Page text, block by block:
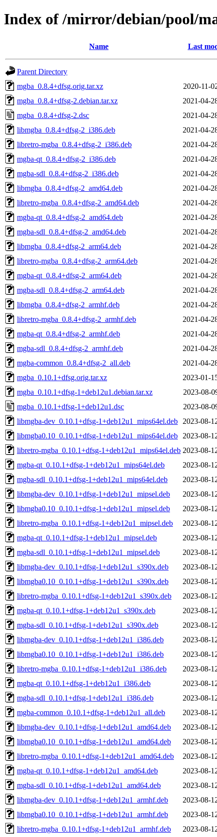
Index of /mirror/debian/pool/
Name Last
Parent Directory
mgba_0.8.4+dfsg.orig.tar.xz
2020-11-
mgba_0.8.4+dfsg-2.debian.tar.xz
2021-04-
mgba_0.8.4+dfsg-2.dsc
2021-04-
libmgba_0.8.4+dfsg-2_i386.deb
2021-04-
libretro-mgba_0.8.4+dfsg-2_i386.deb
2021-04-
mgba-qt_0.8.4+dfsg-2_i386.deb
2021-04-
mgba-sdl_0.8.4+dfsg-2_i386.deb
2021-04-
libmgba_0.8.4+dfsg-2_amd64.deb
2021-04-
libretro-mgba_0.8.4+dfsg-2_amd64.deb
2021-04-
mgba-qt_0.8.4+dfsg-2_amd64.deb
2021-04-
mgba-sdl_0.8.4+dfsg-2_amd64.deb
2021-04-
libmgba_0.8.4+dfsg-2_arm64.deb
2021-04-
libretro-mgba_0.8.4+dfsg-2_arm64.deb
2021-04-
mgba-qt_0.8.4+dfsg-2_arm64.deb
2021-04-
mgba-sdl_0.8.4+dfsg-2_arm64.deb
2021-04-
libmgba_0.8.4+dfsg-2_armhf.deb
2021-04-
libretro-mgba_0.8.4+dfsg-2_armhf.deb
2021-04-
mgba-qt_0.8.4+dfsg-2_armhf.deb
2021-04-
mgba-sdl_0.8.4+dfsg-2_armhf.deb
2021-04-
mgba-common_0.8.4+dfsg-2_all.deb
2021-04-
mgba_0.10.1+dfsg.orig.tar.xz
2023-01-
mgba_0.10.1+dfsg-1+deb12u1.debian.tar.xz
2023-08-
mgba_0.10.1+dfsg-1+deb12u1.dsc
2023-08-
libmgba-dev_0.10.1+dfsg-1+deb12u1_mips64el.deb
2023-08-
libmgba0.10_0.10.1+dfsg-1+deb12u1_mips64el.deb
2023-08-
libretro-mgba_0.10.1+dfsg-1+deb12u1_mips64el.deb 2023-08-
mgba-qt_0.10.1+dfsg-1+deb12u1_mips64el.deb
2023-08-
mgba-sdl_0.10.1+dfsg-1+deb12u1_mips64el.deb
2023-08-
libmgba-dev_0.10.1+dfsg-1+deb12u1_mipsel.deb
2023-08-
libmgba0.10_0.10.1+dfsg-1+deb12u1_mipsel.deb
2023-08-
libretro-mgba_0.10.1+dfsg-1+deb12u1_mipsel.deb
2023-08-
mgba-qt_0.10.1+dfsg-1+deb12u1_mipsel.deb
2023-08-
mgba-sdl_0.10.1+dfsg-1+deb12u1_mipsel.deb
2023-08-
libmgba-dev_0.10.1+dfsg-1+deb12u1_s390x.deb
2023-08-
libmgba0.10_0.10.1+dfsg-1+deb12u1_s390x.deb
2023-08-
libretro-mgba_0.10.1+dfsg-1+deb12u1_s390x.deb
2023-08-
mgba-qt_0.10.1+dfsg-1+deb12u1_s390x.deb
2023-08-
mgba-sdl_0.10.1+dfsg-1+deb12u1_s390x.deb
2023-08-
libmgba-dev_0.10.1+dfsg-1+deb12u1_i386.deb
2023-08-
libmgba0.10_0.10.1+dfsg-1+deb12u1_i386.deb
2023-08-
libretro-mgba_0.10.1+dfsg-1+deb12u1_i386.deb
2023-08-
mgba-qt_0.10.1+dfsg-1+deb12u1_i386.deb
2023-08-
mgba-sdl_0.10.1+dfsg-1+deb12u1_i386.deb
2023-08-
mgba-common_0.10.1+dfsg-1+deb12u1_all.deb
2023-08-
libmgba-dev_0.10.1+dfsg-1+deb12u1_amd64.deb
2023-08-
libmgba0.10_0.10.1+dfsg-1+deb12u1_amd64.deb
2023-08-
libretro-mgba_0.10.1+dfsg-1+deb12u1_amd64.deb
2023-08-
mgba-qt_0.10.1+dfsg-1+deb12u1_amd64.deb
2023-08-
mgba-sdl_0.10.1+dfsg-1+deb12u1_amd64.deb
2023-08-
libmgba-dev_0.10.1+dfsg-1+deb12u1_armhf.deb
2023-08-
libmgba0.10_0.10.1+dfsg-1+deb12u1_armhf.deb
2023-08-
libretro-mgba_0.10.1+dfsg-1+deb12u1_armhf.deb
2023-08-